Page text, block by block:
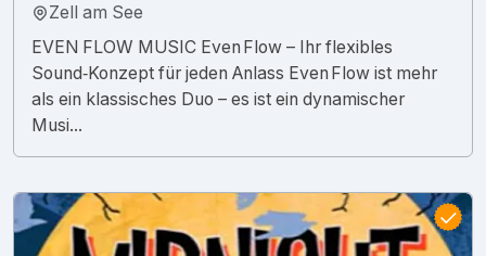
Zell am See
EVEN FLOW MUSIC Even Flow – Ihr flexibles
Sound‑Konzept für jeden Anlass Even Flow ist mehr
als ein klassisches Duo – es ist ein dynamischer
Musi...